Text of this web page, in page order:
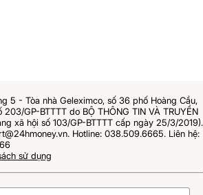
5 - Tòa nhà Geleximco, số 36 phố Hoàng Cầu,
GP-BTTTT do BỘ THÔNG TIN VÀ TRUYỀN
xã hội số 103/GP-BTTTT cấp ngày 25/3/2019).
Hotline: 038.509.6665. Liên hệ:
sử dụng